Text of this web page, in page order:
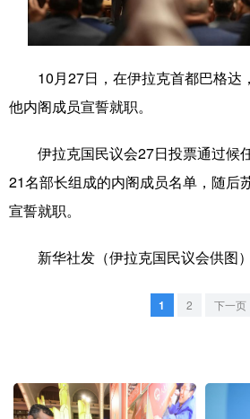
食品 人居 信
城市
公益 一带一路 亚
文化产业
浙江 安徽
10月27日，在伊拉克首都巴格达
他内阁成员宣誓就职。
伊拉克国民议会27日投票通过候
21名部长组成的内阁成员名单，随后
宣誓就职。
新华社发（伊拉克国民议会供图）
1 2 下一页